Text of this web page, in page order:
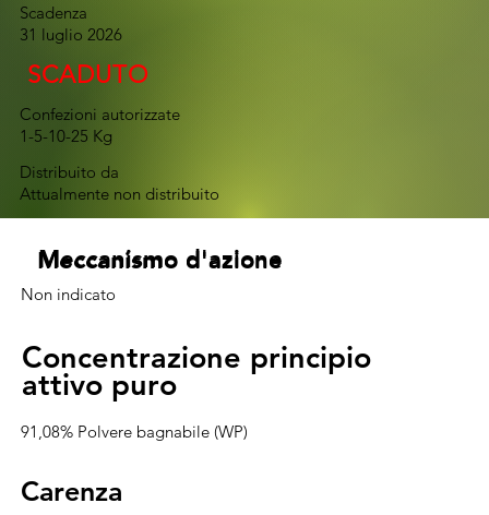
Confezioni autorizzate
Scadenza
31 luglio 2026
SCADUTO
Distribuito da
Attualmente non distribuito
1-5-10-25 Kg
Meccanismo d'azione
Meccanismo d'azione
Non indicato
91,08% Polvere bagnabile (WP)
Carenza
Carenza
Meccanismo d'azione
Meccanismo d'azione
Concentrazione principio
attivo puro
Concentrazione principio
attivo puro